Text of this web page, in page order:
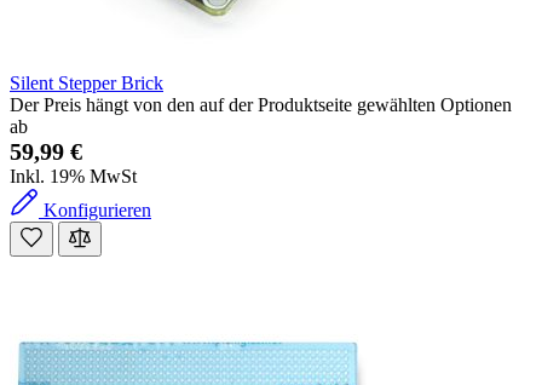
Silent Stepper Brick
Der Preis hängt von den auf der Produktseite gewählten Optionen
ab
59,99 €
Inkl. 19% MwSt
Konfigurieren